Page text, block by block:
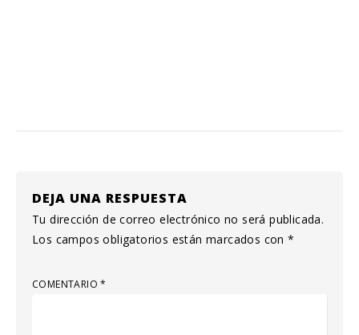
DEJA UNA RESPUESTA
Tu dirección de correo electrónico no será publicada.
Los campos obligatorios están marcados con*
COMENTARIO*